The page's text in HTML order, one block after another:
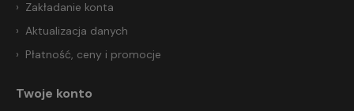
Zakładanie konta
Aktualizacja danych
Płatność, ceny i promocje
Twoje konto